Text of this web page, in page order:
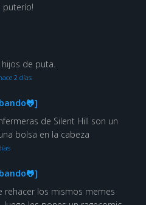
puterío!
de puta.
2 días
de Silent Hill son un
bolsa en la cabeza
rehacer los mismos memes